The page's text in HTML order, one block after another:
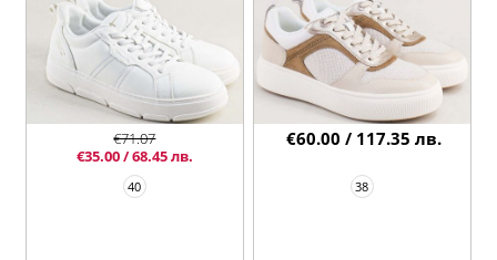
40
€71.07
€35.00 / 68.45 лв.
38
€60.00 / 117.35 лв.